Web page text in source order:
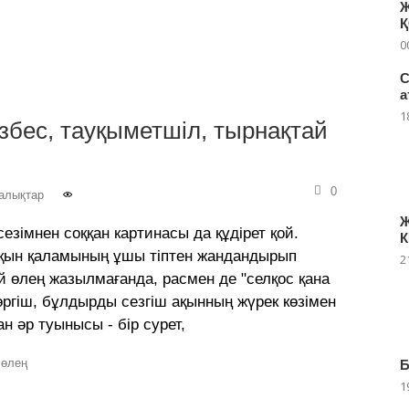
тауқыметшіл, тырнақтай
0
соққан картинасы да құдірет қой.
қаламының ұшы тіптен жандандырып
өлең жазылмағанда, расмен де "селқос қана
бұлдырды сезгіш ақынның жүрек көзімен
әр туынысы - бір сурет,
өлең